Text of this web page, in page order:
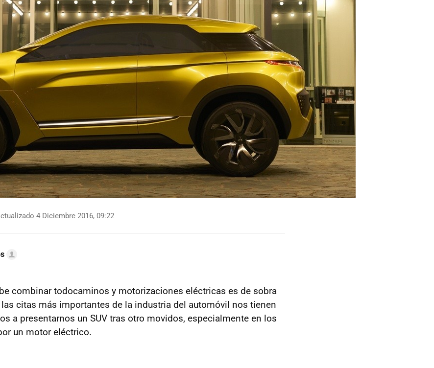
4 Diciembre 2016, 09:22
combinar todocaminos y motorizaciones eléctricas es de sobra
citas más importantes de la industria del automóvil nos tienen
a presentarnos un SUV tras otro movidos, especialmente en los
un motor eléctrico.